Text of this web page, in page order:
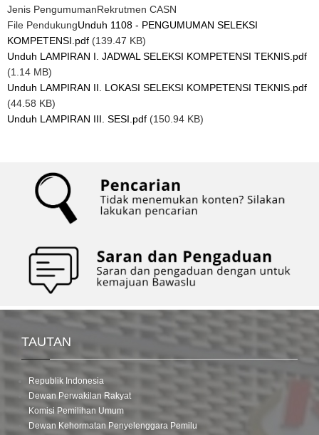
Jenis PengumumanRekrutmen CASN
File PendukungUnduh 1108 - PENGUMUMAN SELEKSI
KOMPETENSI.pdf (139.47 KB)
Unduh LAMPIRAN I. JADWAL SELEKSI KOMPETENSI TEKNIS.pdf
(1.14 MB)
Unduh LAMPIRAN II. LOKASI SELEKSI KOMPETENSI TEKNIS.pdf
(44.58 KB)
Unduh LAMPIRAN III. SESI.pdf (150.94 KB)
TAUTAN
Republik Indonesia
Dewan Perwakilan Rakyat
Komisi Pemilihan Umum
Dewan Kehormatan Penyelenggara Pemilu